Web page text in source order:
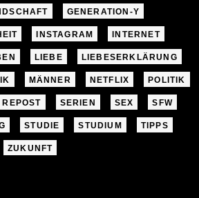
GENERATION-Y
INSTAGRAM INTERNET
LIEBE LIEBESERKLÄRUNG
MÄNNER NETFLIX POLITIK
REPOST SERIEN SEX SFW
STUDIE STUDIUM TIPPS
ZUKUNFT